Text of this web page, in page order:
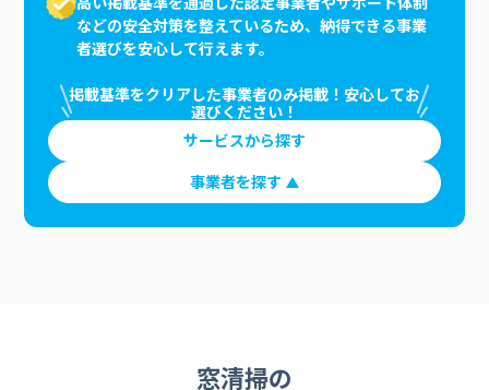
などの安全対策を整えているため、納得できる事業
者選びを安心して行えます。
掲載基準をクリアした事業者のみ掲載！安心してお
選びください！
サービスから探す
事業者を探す
窓清掃の